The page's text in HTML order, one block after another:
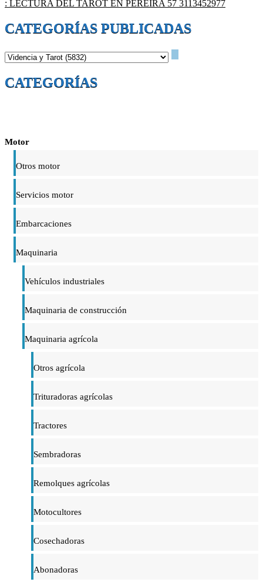
: LECTURA DEL TAROT EN PEREIRA 57 3113452977
CATEGORÍAS PUBLICADAS
CATEGORÍAS
Motor
Otros motor
Servicios motor
Embarcaciones
Maquinaria
Vehículos industriales
Maquinaria de construcción
Maquinaria agrícola
Otros agrícola
Trituradoras agrícolas
Tractores
Sembradoras
Remolques agrícolas
Motocultores
Cosechadoras
Abonadoras